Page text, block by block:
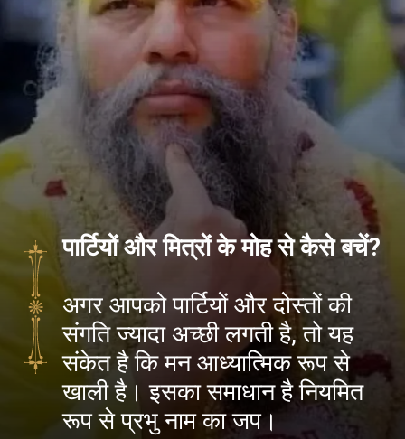
पार्टियों और मित्रों के मोह से कैसे बचें?
अगर आपको पार्टियों और दोस्तों की
संगति ज्यादा अच्छी लगती है, तो यह
संकेत है कि मन आध्यात्मिक रूप से
खाली है। इसका समाधान है नियमित
रूप से प्रभु नाम का जप।